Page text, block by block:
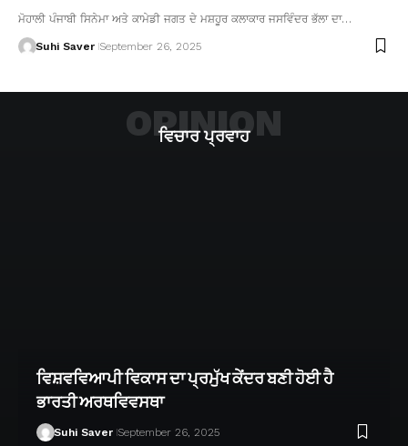
ਮੋਹਾਲੀ ਪੰਜਾਬੀ ਸਿਨੇਮਾ ਅਤੇ ਕਾਮੇਡੀ ਜਗਤ ਦੇ ਮਸ਼ਹੂਰ ਕਲਾਕਾਰ ਜਸਵਿੰਦਰ ਭੱਲਾ ਦਾ…
Suhi Saver September 26, 2025
ਵਿਚਾਰ ਪ੍ਰਵਾਹ
OPINION
ਵਿਸ਼ਵਵਿਆਪੀ ਵਿਕਾਸ ਦਾ ਪ੍ਰਮੁੱਖ ਕੇਂਦਰ ਬਣੀ ਹੋਈ ਹੈ
ਭਾਰਤੀ ਅਰਥਵਿਵਸਥਾ
Suhi Saver September 26, 2025